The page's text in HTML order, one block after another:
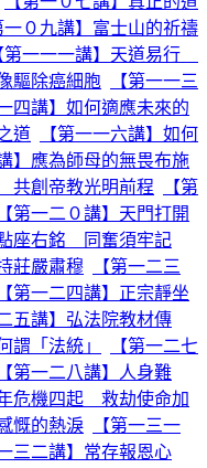
一０九講】富士山的祈禱
第一一一講】天道易行
驅除癌細胞
【第一一三
四講】如何適應未來的
道
【第一一六講】如何
】應為師母的無畏布施
共創帝教光明前程
【第
【第一二０講】天門打開
點座右銘 同奮須牢記
莊嚴肅穆
【第一二三
【第一二四講】正宗靜坐
五講】弘法院教材傳
謂「法統」
【第一二七
【第一二八講】人身難
危機四起 救劫使命加
慨的熱淚
【第一三一
三二講】常存報恩心